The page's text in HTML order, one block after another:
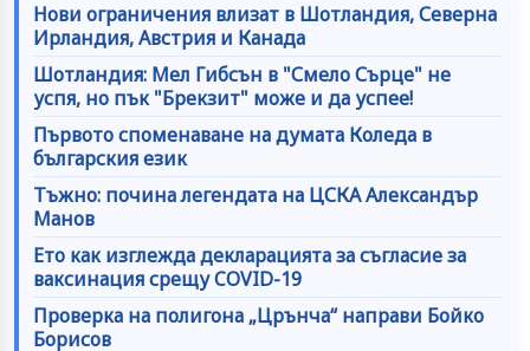
Нови ограничения влизат в Шотландия, Северна
Ирландия, Австрия и Канада
Шотландия: Мел Гибсън в "Смело Сърце" не
успя, но пък "Брекзит" може и да успее!
Първото споменаване на думата Коледа в
българския език
Тъжно: почина легендата на ЦСКА Александър
Манов
Ето как изглежда декларацията за съгласие за
ваксинация срещу COVID-19
Проверка на полигона „Црънча“ направи Бойко
Борисов